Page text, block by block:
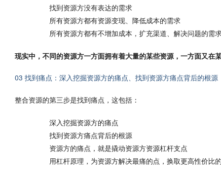
找到资源方没有表达的需求
所有资源方都有资源变现、降低成本的需求
所有资源方都有不增加成本，扩充渠道、解决问题的需
现实中，不同的资源方一方面拥有着大量的某些资源，一方面又
03 找到痛点：深入挖掘资源方的痛点、找到资源方痛点背后的根源
整合资源的第三步是找到痛点，这包括：
深入挖掘资源方的痛点
找到资源方痛点背后的根源
资源方的痛点，就是撬动资源方资源杠杆支点
用杠杆原理，为资源方解决最痛的点，换取更高性价比